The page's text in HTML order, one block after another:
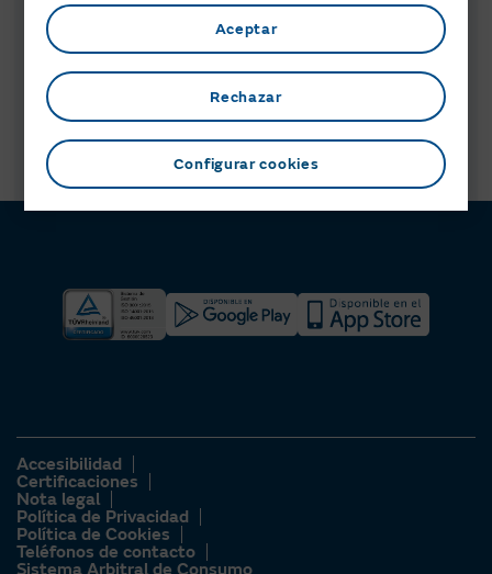
Importe (€)
Accesibilidad
Certificaciones
Nota legal
Política de Privacidad
Política de Cookies
Teléfonos de contacto
Sistema Arbitral de Consumo
Rechazar
Aceptar
Configurar cookies